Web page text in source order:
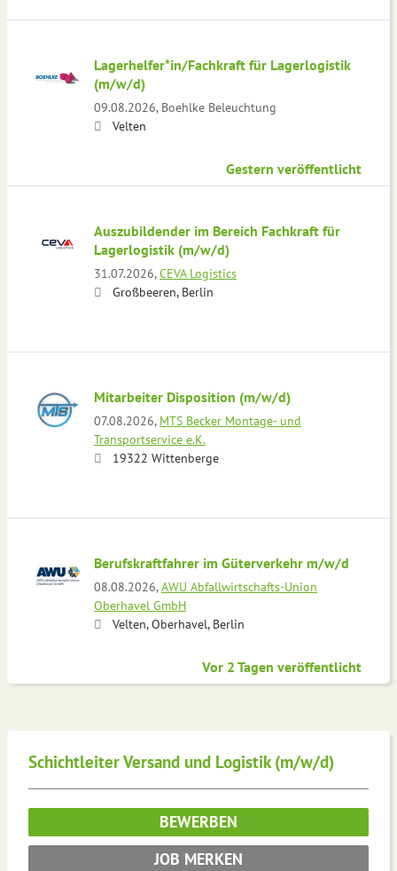
Lagerhelfer*in/Fachkraft für Lagerlogistik
(m/w/d)
09.08.2026, Boehlke Beleuchtung
Velten
Gestern veröffentlicht
Auszubildender im Bereich Fachkraft für
Lagerlogistik (m/w/d)
31.07.2026,CEVA Logistics
Großbeeren, Berlin
Mitarbeiter Disposition (m/w/d)
07.08.2026, MTS Becker Montage- und
Transportservice e.K.
19322 Wittenberge
Berufskraftfahrer im Güterverkehr m/w/d
08.08.2026,AWU Abfallwirtschafts-Union
Oberhavel GmbH
Velten, Oberhavel, Berlin
Vor 2 Tagen veröffentlicht
Schichtleiter Versand und Logistik (m/w/d)
BEWERBEN
JOB MERKEN